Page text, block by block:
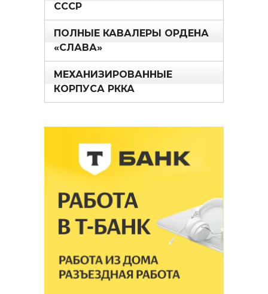
СССР
ПОЛНЫЕ КАВАЛЕРЫ ОРДЕНА
«СЛАВА»
МЕХАНИЗИРОВАННЫЕ
КОРПУСА РККА